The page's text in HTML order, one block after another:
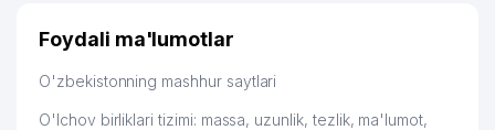
VA ISTIROHAT BOGI
54 MASLAHAT-HARAKAT MChJ 998 м
Foydali ma'lumotlar
O'zbekistonning mashhur saytlari
O'lchov birliklari tizimi: massa, uzunlik, tezlik, ma'lumot,